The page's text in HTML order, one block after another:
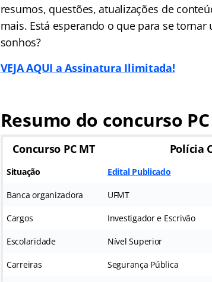
resumos, questões, atualizações de
mais. Está esperando o que para se
sonhos?
VEJA AQUI a Assinatura Ilimitada!
Resumo do concurso
Concurso PC MT Polícia
Situação Edital Publicado
Banca organizadora UFMT
Cargos Investigador e Escrivão
Escolaridade Nível Superior
Carreiras Segurança Pública